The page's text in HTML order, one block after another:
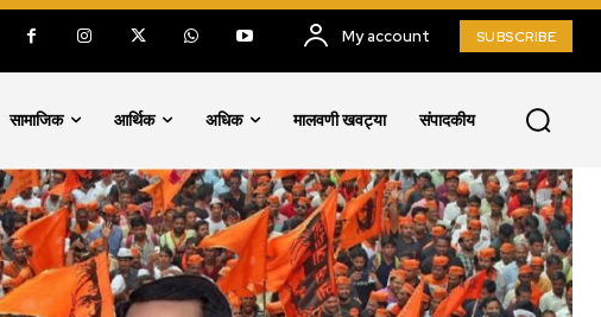
My account SUBSCRIBE
सामाजिक आर्थिक अधिक मालवणी खवट्या संपादकीय